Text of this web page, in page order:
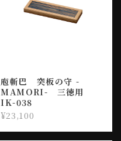
庖斬巴 突板の守 -
MAMORI- 三徳用
IK-038
¥23,100